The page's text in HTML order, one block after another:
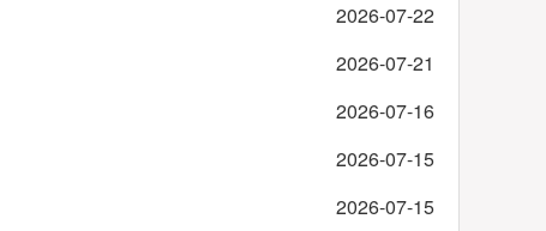
2026-07-22
2026-07-21
2026-07-16
2026-07-15
2026-07-15